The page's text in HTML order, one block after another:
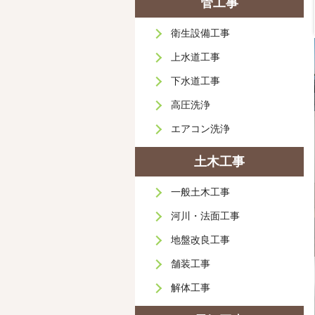
衛生設備工事
上水道工事
下水道工事
高圧洗浄
エアコン洗浄
土木工事
一般土木工事
河川・法面工事
地盤改良工事
舗装工事
解体工事